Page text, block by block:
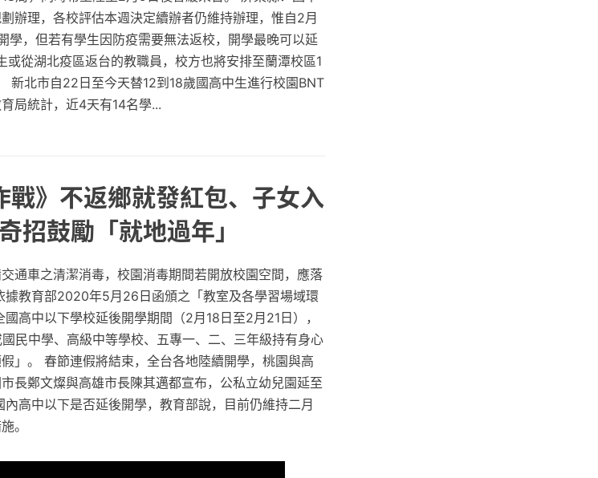
辦理，各校評估本週決定續辦者仍維持辦理，惟自2月
學，但若有學生因防疫需要無法返校，開學最晚可以延
從湖北疫區返台的教職員，校方也將安排至蘭潭校區1
新北市自22日至今天替12到18歲國高中生進行校園BNT
局統計，近4天有14名學...
戰》不返鄉就發紅包、子女入
鼓勵「就地過年」
通車之清潔消毒，校園消毒期間若開放校園空間，應落
教育部2020年5月26日函頒之「教室及各學習場域環
高中以下學校延後開學期間（2月18日至2月21日），
民中學、高級中等學校、五專一、二、三年級持有身心
」。 春節連假將結束，全台各地陸續開學，桃園與高
長鄭文燦與高雄市長陳其邁都宣布，公私立幼兒園延至
高中以下是否延後開學，教育部說，目前仍維持二月
。